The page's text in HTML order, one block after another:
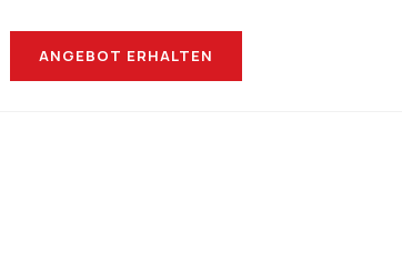
ANGEBOT ERHALTEN